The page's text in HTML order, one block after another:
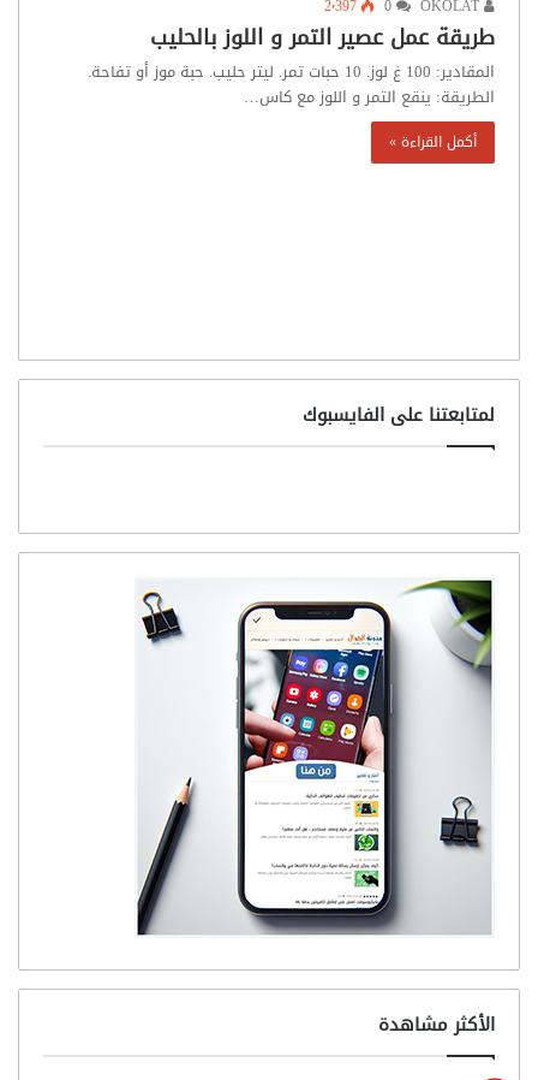
2٬397
طريقة عمل عصير التمر و اللوز بالحليب
المقادير: 100 غ لوز. 10 حبات تمر. ليتر حليب. حبة موز أو تفاحة.
الطريقة: ينقع التمر و اللوز مع كاس…
أكمل القراءة »
لمتابعتنا على الفايسبوك
الأكثر مشاهدة